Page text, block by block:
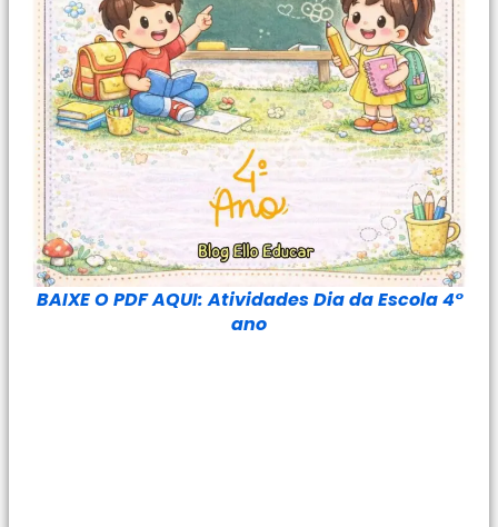
BAIXE O PDF AQUI: Atividades Dia da Escola 4°
ano